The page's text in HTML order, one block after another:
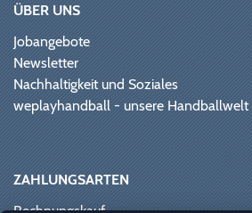
ÜBER UNS
Jobangebote
Newsletter
Nachhaltigkeit und Soziales
weplayhandball - unsere Handballwelt
ZAHLUNGSARTEN